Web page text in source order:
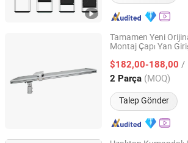
Tamamen Yeni
Montaj Çapı Yan
$182,00-188,00 /
2 Parça (MOQ)
Talep Gönder
Jiangsu Longen Lighting Co., Ltd.
Jiangsu, China Fiyat 2026